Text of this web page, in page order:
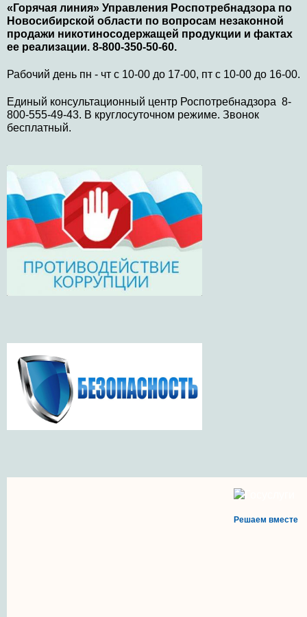
«Горячая линия» Управления Роспотребнадзора по
Новосибирской области по вопросам незаконной
продажи никотиносодержащей продукции и фактах
ее реализации. 8-800-350-50-60.
Рабочий день пн - чт с 10-00 до 17-00, пт с 10-00 до 16-00.
Единый консультационный центр Роспотребнадзора 8-
800-555-49-43. В круглосуточном режиме. Звонок
бесплатный.
Решаем вместе